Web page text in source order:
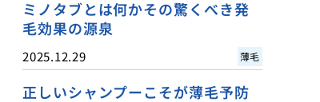
ミノタブとは何かその驚くべき発
毛効果の源泉
2025.12.29 薄毛
正しいシャンプーこそが薄毛予防